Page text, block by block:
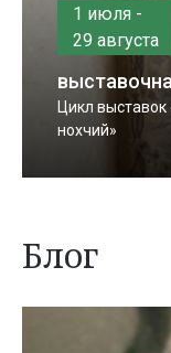
1 июля -
29 августа
Цикл
нохчий»
Блог